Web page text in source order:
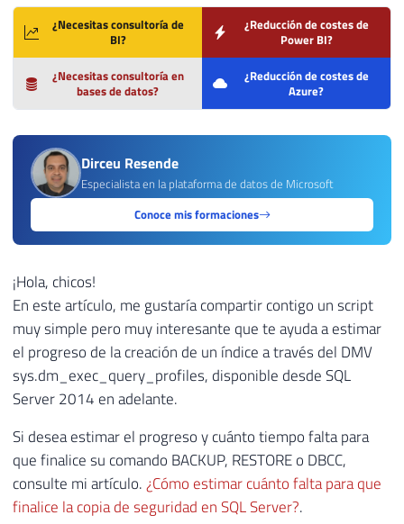
¿Necesitas consultoría de
BI?
¿Reducción de costes de
Power BI?
¿Necesitas consultoría en
bases de datos?
¿Reducción de costes de
Azure?
Dirceu Resende
Especialista en la plataforma de datos de Microsoft
Conoce mis formaciones
¡Hola, chicos!
En este artículo, me gustaría compartir contigo un script
muy simple pero muy interesante que te ayuda a estimar
el progreso de la creación de un índice a través del DMV
sys.dm_exec_query_profiles, disponible desde SQL
Server 2014 en adelante.
Si desea estimar el progreso y cuánto tiempo falta para
que finalice su comando BACKUP, RESTORE o DBCC,
consulte mi artículo.¿Cómo estimar cuánto falta para que
finalice la copia de seguridad en SQL Server?.